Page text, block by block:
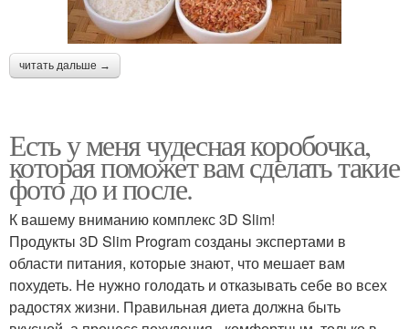
читать дальше →
Есть у меня чудесная коробочка,
которая поможет вам сделать такие
фото до и после.
К вашему вниманию комплекс 3D Slim!
Продукты 3D Slim Program созданы экспертами в
области питания, которые знают, что мешает вам
похудеть. Не нужно голодать и отказывать себе во всех
радостях жизни. Правильная диета должна быть